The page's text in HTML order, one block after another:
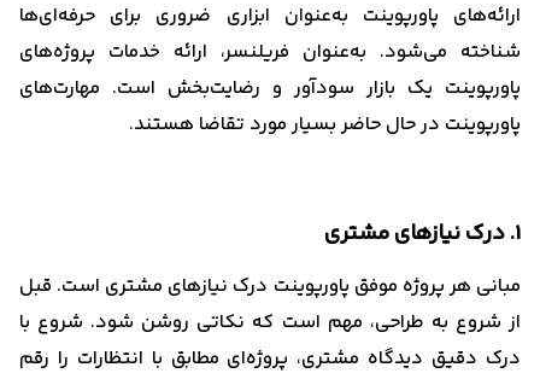
ارائه‌های پاورپوینت به‌عنوان ابزاری ضروری برای حرفه‌ای‌ها
شناخته می‌شود. به‌عنوان فریلنسر، ارائه خدمات پروژه‌های
پاورپوینت یک بازار سودآور و رضایت‌بخش است. مهارت‌های
پاورپوینت در حال حاضر بسیار مورد تقاضا هستند.
1. درک نیازهای مشتری
مبانی هر پروژه موفق پاورپوینت درک نیازهای مشتری است. قبل
از شروع به طراحی، مهم است که نکاتی روشن شود. شروع با
درک دقیق دیدگاه مشتری، پروژه‌ای مطابق با انتظارات را رقم